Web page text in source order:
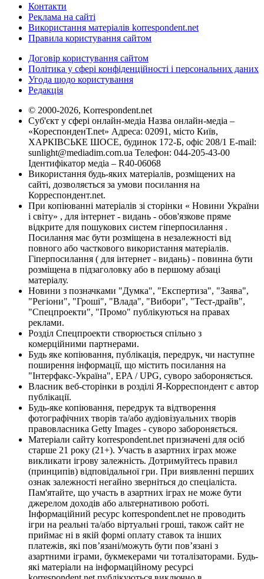
Контакти
Реклама на сайті
Використання матеріалів korrespondent.net
Правила користування сайтом
Договір користування сайтом
Політика у сфері конфіденційності і персональних даних
Угода щодо користування
Редакція
© 2000-2026, Korrespondent.net
Суб'єкт у сфері онлайн-медіа Назва онлайн-медіа –
«КореспонденТ.net» Адреса: 02091, місто Київ,
ХАРКІВСЬКЕ ШОСЕ, будинок 172-Б, офіс 208/1 E-mail:
sunlight@mediadim.com.ua Телефон: 044-205-43-00
Ідентифікатор медіа – R40-06068
Використання будь-яких матеріалів, розміщених на
сайті, дозволяється за умови посилання на
Корреспондент.net.
При копіюванні матеріалів зі сторінки « Новини України
і світу» , для інтернет - видань - обов'язкове пряме
відкрите для пошукових систем гіперпосилання .
Посилання має бути розміщена в незалежності від
повного або часткового використання матеріалів.
Гіперпосилання ( для інтернет - видань) - повинна бути
розміщена в підзаголовку або в першому абзаці
матеріалу.
Новини з позначками "Думка", "Експертиза", "Заява",
"Регіони", "Гроші", "Влада", "Вибори", "Тест-драйв",
"Спецпроекти", "Промо" публікуються на правах
реклами.
Розділ Спецпроекти створюється спільно з
комерційними партнерами.
Будь яке копіювання, публікація, передрук, чи наступне
поширення інформації, що містить посилання на
"Інтерфакс-Україна", EPA / UPG, суворо забороняється.
Власник веб-сторінки в розділі Я-Корреспондент є автор
публікації.
Будь-яке копіювання, передрук та відтворення
фотографічних творів та/або аудіовізуальних творів
правовласника Getty Images - суворо забороняється.
Матеріали сайту korrespondent.net призначені для осіб
старше 21 року (21+). Участь в азартних іграх може
викликати ігрову залежність. Дотримуйтесь правил
(принципів) відповідальної гри. При виявленні перших
ознак залежності негайно зверніться до спеціаліста.
Пам'ятайте, що участь в азартних іграх не може бути
джерелом доходів або альтернативою роботі.
Інформаційний ресурс korrespondent.net не проводить
ігри на реальні та/або віртуальні гроші, також сайт не
приймає ні в якій формі оплату ставок та інших
платежів, які пов’язані/можуть бути пов’язані з
азартними іграми, букмекерами чи тоталізаторами. Будь-
які матеріали на інформаційному ресурсі